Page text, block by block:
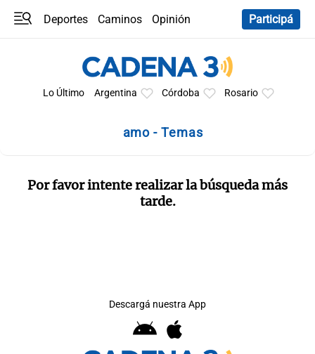
Deportes Caminos
Opinión
Participá
Lo Último Argentina Córdoba Rosario
amo - Temas
Por favor intente realizar la búsqueda más
tarde.
Descargá nuestra App